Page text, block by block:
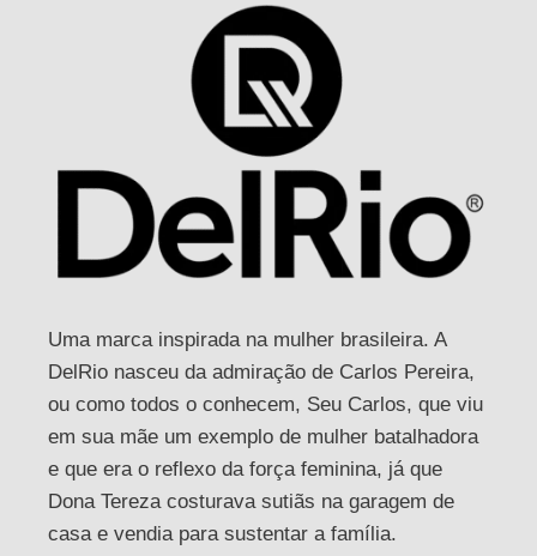
Uma marca inspirada na mulher brasileira. A
DelRio nasceu da admiração de Carlos Pereira,
ou como todos o conhecem, Seu Carlos, que viu
em sua mãe um exemplo de mulher batalhadora
e que era o reflexo da força feminina, já que
Dona Tereza costurava sutiãs na garagem de
casa e vendia para sustentar a família.